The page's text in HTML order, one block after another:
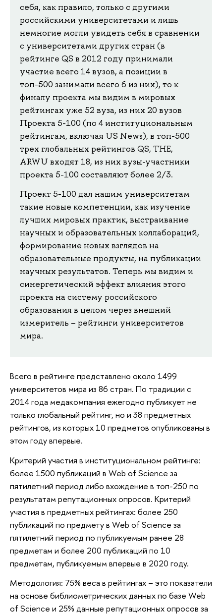
себя, как правило, только с другими
российскими университетами и лишь
немногие могли увидеть себя в сравнении
с университетами других стран (в
рейтинге QS в 2012 году принимали
участие всего 14 вузов, а позиции в
топ-500 занимали всего 6 из них), то к
финалу проекта мы видим в мировых
рейтингах уже 52 вуза, из них 20 вузов
Проекта 5-100 (по 4 институциональным
рейтингам, включая US News), в топ-500
трех глобальных рейтингов QS, THE,
ARWU входят 18, из них вузы-участники
проекта 5-100 составляют более 2/3.
Проект 5-100 дал нашим университетам
такие новые компетенции, как изучение
лучших мировых практик, выстраивание
научных и образовательных коллабораций,
формирование новых взглядов на
образовательные продукты, на публикации
научных результатов. Теперь мы видим и
синергетический эффект влияния этого
проекта на систему российского
образования в целом через внешний
измеритель – рейтинги университетов
мира.
Всего в рейтинге представлено около 1499
университетов мира из 86 стран. По традиции с
2014 года медакомпания ежегодно публикует не
только глобальный рейтинг, но и 38 предметных
рейтингов, из которых 10 предметов опубликованы в
этом году впервые.
Критерий участия в институциональном рейтинге:
более 1500 публикаций в Web of Science за
пятилетний период либо вхождение в топ-250 по
результатам репутационных опросов. Критерий
участия в предметных рейтингах: более 250
публикаций по предмету в Web of Science за
пятилетний период по публикуемым ранее 28
предметам и более 200 публикаций по 10
предметам, публикуемым впервые в 2020 году.
Методология: 75% веса в рейтингах – это показатели
на основе библиометрических данных по базе Web
of Science и 25% данные репутационных опросов за